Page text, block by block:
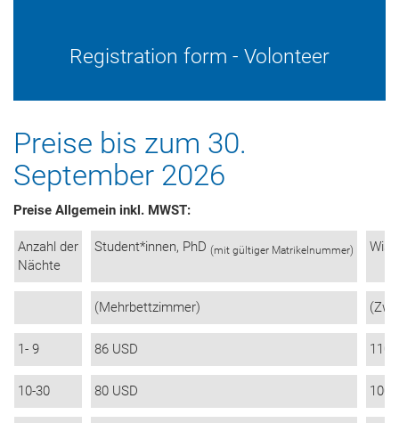
Registration form - Volonteer
Preise bis zum 30.
September 2026
Preise Allgemein inkl. MWST:
Anzahl der
Nächte
Student*innen, PhD (mit gültiger Matrikelnummer)
(Mehrbettzimmer)
1- 9 86 USD 110
10-30 80 USD 100